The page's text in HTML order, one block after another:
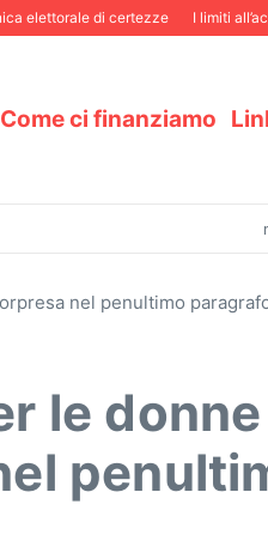
di certezze I limiti
Come ci finanziamo
nel penultimo
le